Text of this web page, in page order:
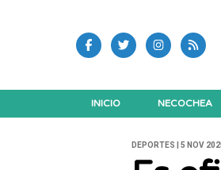
INICIO NECOCHEA
DEPORTES | 5 NOV